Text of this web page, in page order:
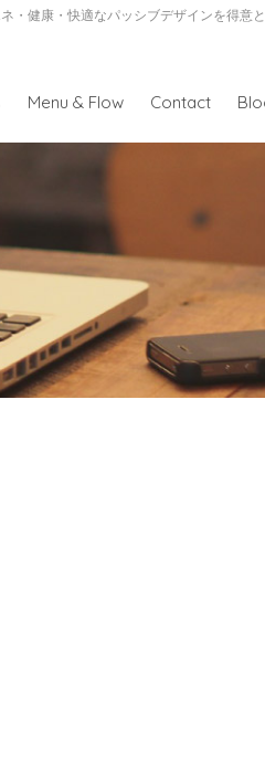
・健康・快適なパッシブデザインを得意
Menu & Flow Contact